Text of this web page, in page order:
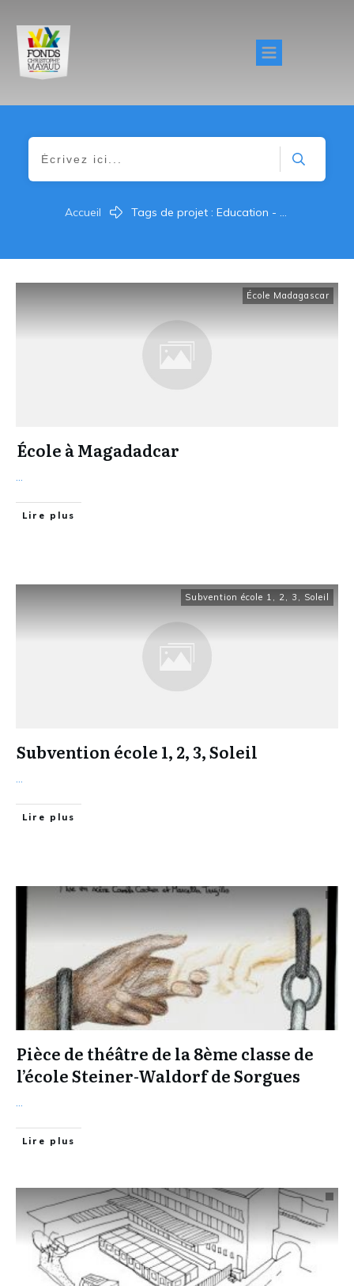
Accueil Tags de projet : Education - Culture
École Madagascar
École à Magadadcar
...
Lire plus
Subvention école 1, 2, 3, Soleil
Subvention école 1, 2, 3, Soleil
...
Lire plus
Pièce de théâtre de la 8ème classe de
l’école Steiner-Waldorf de Sorgues
...
Lire plus